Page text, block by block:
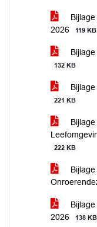
2026
119 KB
132 KB
221 KB
222 KB
2026
138 KB